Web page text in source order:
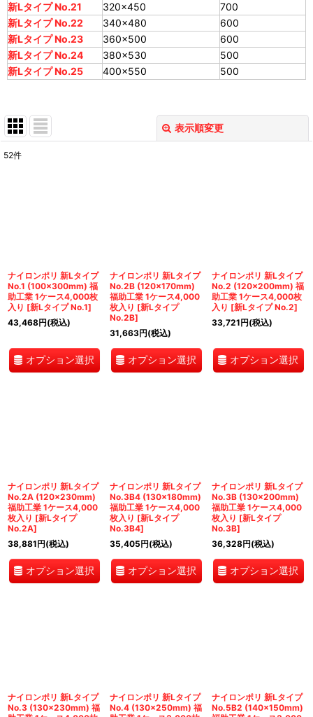
新Lタイプ No.21
320×450
700
新Lタイプ No.22
340×480
600
新Lタイプ No.23
360×500
600
新Lタイプ No.24
380×530
500
新Lタイプ No.25
400×550 500
表示順変更
52件
ナイロンポリ 新Lタイプ
No.1 (100×300mm) 福
助工業 1ケース4,000枚
入り [新Lタイプ No.1]
43,468円(税込)
オプション選択
ナイロンポリ 新Lタイプ
No.2B (120×170mm)
福助工業 1ケース4,000
枚入り [新Lタイプ
No.2B]
31,663円(税込)
オプション選択
ナイロンポリ 新Lタイプ
No.2 (120×200mm) 福
助工業 1ケース4,000枚
入り [新Lタイプ No.2]
33,721円(税込)
オプション選択
ナイロンポリ 新Lタイプ
No.2A (120×230mm)
福助工業 1ケース4,000
枚入り [新Lタイプ
No.2A]
38,881円(税込)
オプション選択
ナイロンポリ 新Lタイプ
No.3B4 (130×180mm)
福助工業 1ケース4,000
枚入り [新Lタイプ
No.3B4]
35,405円(税込)
オプション選択
ナイロンポリ 新Lタイプ
No.3B (130×200mm)
福助工業 1ケース4,000
枚入り [新Lタイプ
No.3B]
36,328円(税込)
オプション選択
ナイロンポリ 新Lタイプ
No.3 (130×230mm) 福
ナイロンポリ 新Lタイプ
No.4 (130×250mm) 福
ナイロンポリ 新Lタイプ
No.5B2 (140×150mm)